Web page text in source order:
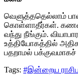
வெளுத்ததெல்லாம்
கொள்ளாதீர்கள்.
வந்து நீங்கும்.
உத்தியோகத்தில்
பதறாமல்
Tags: #இன்றைய